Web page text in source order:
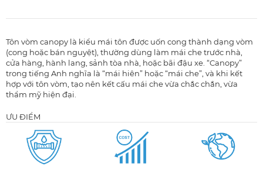
Tôn vòm canopy là kiểu mái tôn được uốn cong thành dạng vòm
(cong hoặc bán nguyệt), thường dùng làm mái che trước nhà,
cửa hàng, hành lang, sảnh tòa nhà, hoặc bãi đậu xe. “Canopy”
trong tiếng Anh nghĩa là “mái hiên” hoặc “mái che”, và khi kết
hợp với tôn vòm, tạo nên kết cấu mái che vừa chắc chắn, vừa
thẩm mỹ hiện đại.
ƯU ĐIỂM